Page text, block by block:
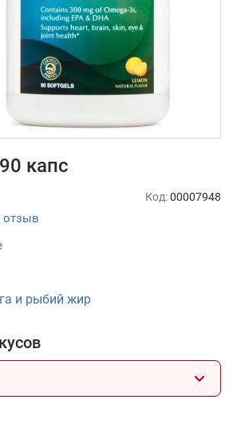
капс
отзыв
Код:00007948
и рыбий жир